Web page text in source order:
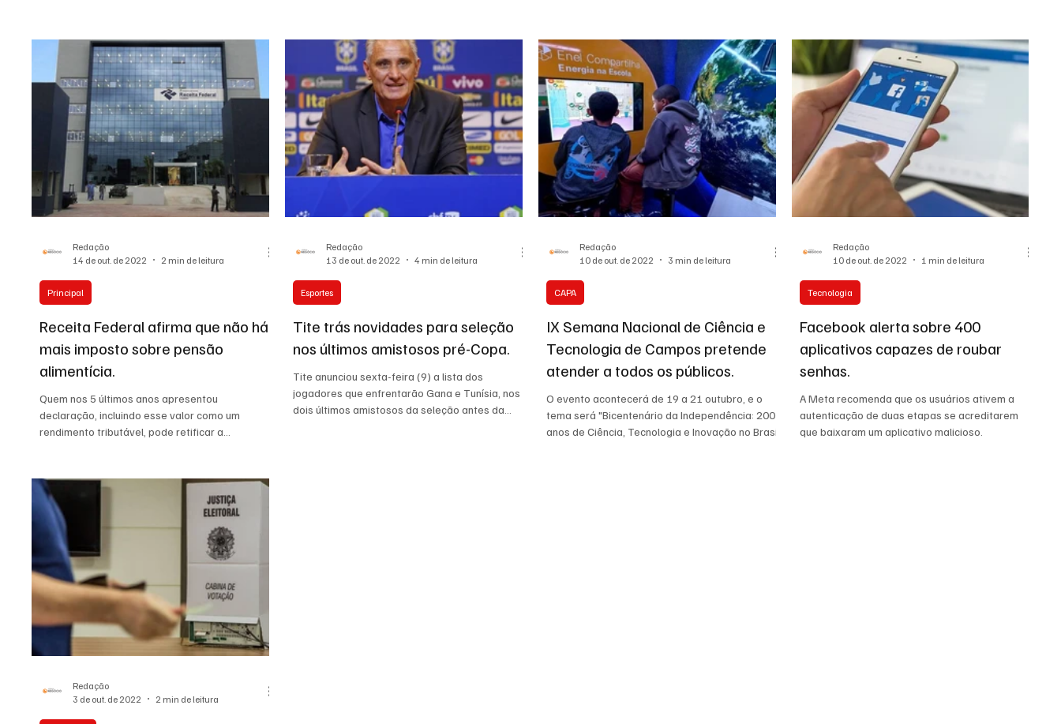
Receita Federal afirma que não há
mais imposto sobre pensão
alimentícia.
Quem nos 5 últimos anos apresentou
declaração, incluindo esse valor como um
rendimento tributável, pode retificar a
Principal
Redação
14 de out. de 2022
2 min de leitura
Tite trás novidades para seleção
nos últimos amistosos pré-Copa.
Tite anunciou sexta-feira (9) a lista dos
jogadores que enfrentarão Gana e Tunísia, nos
dois últimos amistosos da seleção antes da
Esportes
Redação
13 de out. de 2022
4 min de leitura
IX Semana Nacional de Ciência e
Tecnologia de Campos pretende
atender a todos os públicos.
O evento acontecerá de 19 a 21 outubro, e o
tema será "Bicentenário da Independência: 200
anos de Ciência, Tecnologia e Inovação no Brasil
CAPA
Redação
10 de out. de 2022
3 min de leitura
Facebook alerta sobre 400
aplicativos capazes de roubar
senhas.
A Meta recomenda que os usuários ativem a
autenticação de duas etapas se acreditarem
que baixaram um aplicativo malicioso.
Tecnologia
Redação
10 de out. de 2022
1 min de leitura
Redação
3 de out. de 2022
2 min de leitura